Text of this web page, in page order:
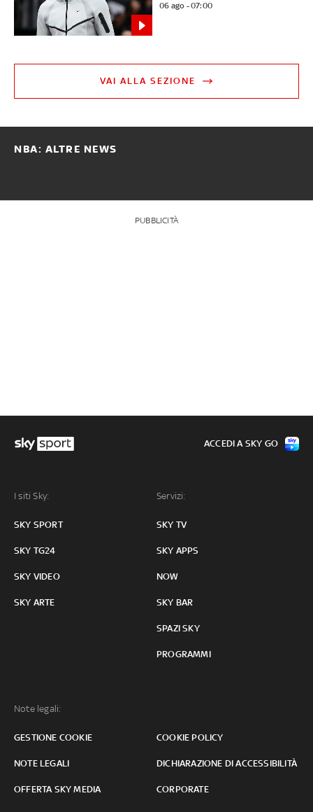
06 ago - 07:00
VAI ALLA SEZIONE
NBA: ALTRE NEWS
PUBBLICITÀ
I siti Sky:
SKY SPORT
SKY TG24
SKY VIDEO
SKY ARTE
Servizi:
SKY TV
SKY APPS
NOW
SKY BAR
SPAZI SKY
PROGRAMMI
Note legali:
GESTIONE COOKIE COOKIE POLICY
NOTE LEGALI DICHIARAZIONE DI ACCESSIBILITÀ
OFFERTA SKY MEDIA CORPORATE
ACCEDI A SKY GO